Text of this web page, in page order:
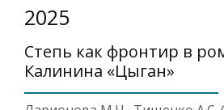
2025
Степь как фронтир в
Калинина «Цыган»